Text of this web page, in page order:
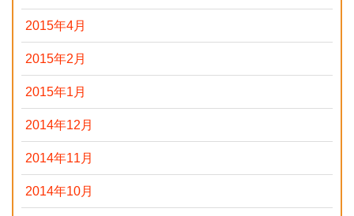
2015年4月
2015年2月
2015年1月
2014年12月
2014年11月
2014年10月